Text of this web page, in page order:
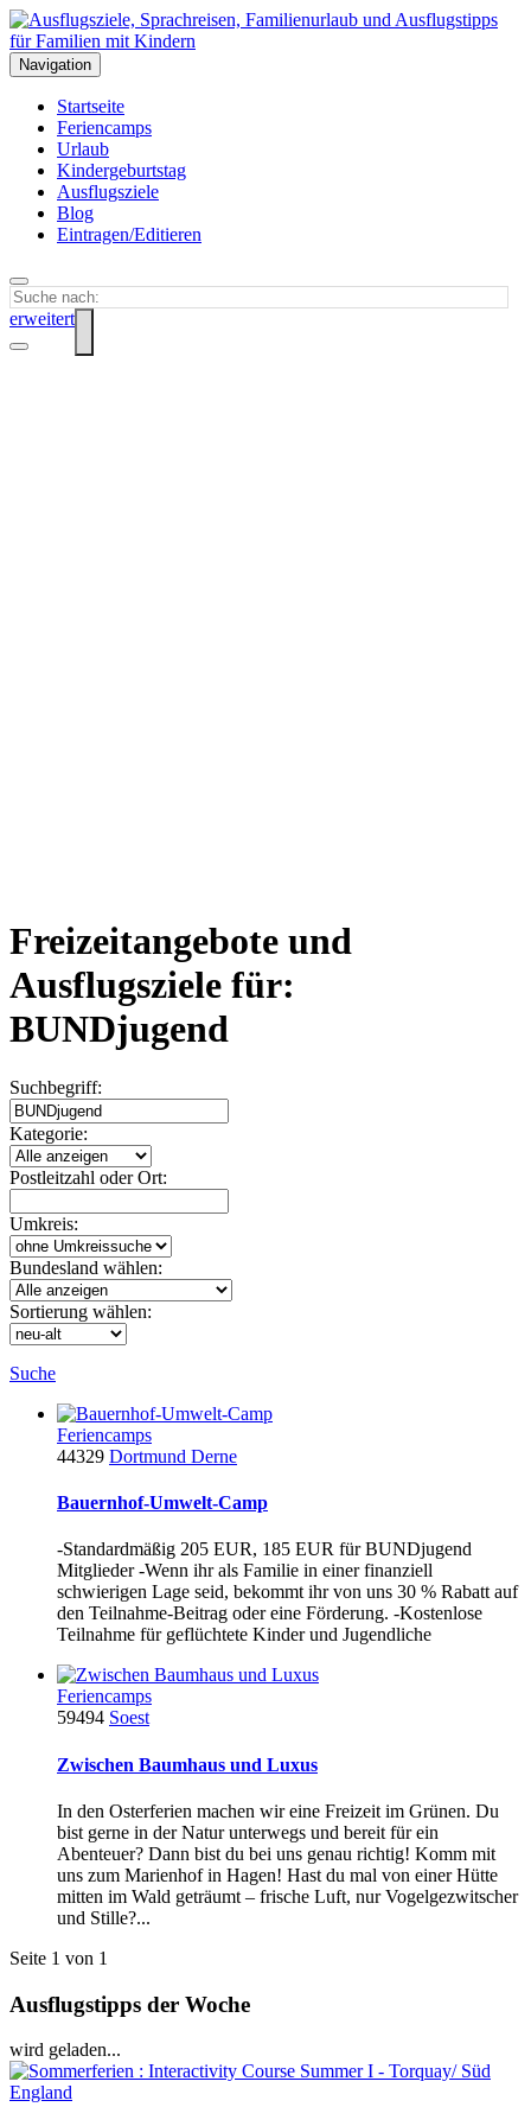
Navigation
Startseite
Feriencamps
Urlaub
Kindergeburtstag
Ausflugsziele
Blog
Eintragen/Editieren
erweitert
Freizeitangebote und
Ausflugsziele für:
BUNDjugend
Suchbegriff:
Kategorie:
Postleitzahl oder Ort:
Umkreis:
Bundesland wählen:
Sortierung wählen:
Suche
Feriencamps
44329 Dortmund Derne
Bauernhof-Umwelt-Camp
-Standardmäßig 205 EUR, 185 EUR für BUNDjugend
Mitglieder -Wenn ihr als Familie in einer finanziell
schwierigen Lage seid, bekommt ihr von uns 30 % Rabatt auf
den Teilnahme-Beitrag oder eine Förderung. -Kostenlose
Teilnahme für geflüchtete Kinder und Jugendliche
Feriencamps
59494 Soest
Zwischen Baumhaus und Luxus
In den Osterferien machen wir eine Freizeit im Grünen. Du
bist gerne in der Natur unterwegs und bereit für ein
Abenteuer? Dann bist du bei uns genau richtig! Komm mit
uns zum Marienhof in Hagen! Hast du mal von einer Hütte
mitten im Wald geträumt – frische Luft, nur Vogelgezwitscher
und Stille?...
Seite 1 von 1
Ausflugstipps der Woche
wird geladen...